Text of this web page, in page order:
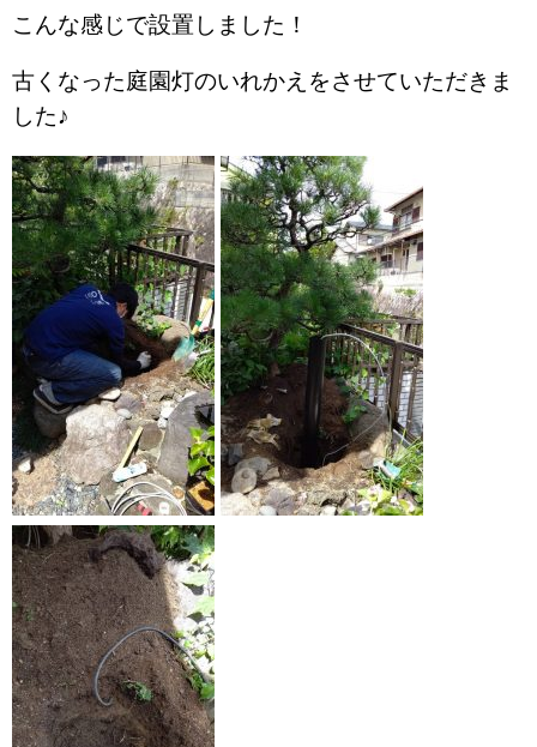
こんな感じで設置しました！
古くなった庭園灯のいれかえをさせていただきま
した♪